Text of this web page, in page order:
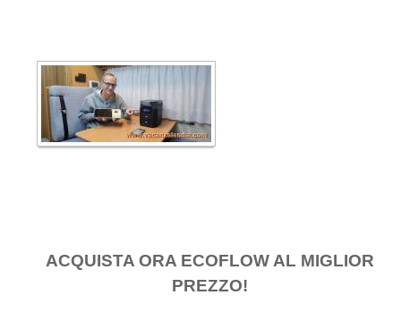
ACQUISTA ORA ECOFLOW AL MIGLIOR
PREZZO!